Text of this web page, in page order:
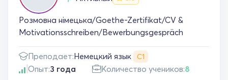
Розмовна німецька/Goethe-Zertifikat/CV &
Motivationsschreiben/Bewerbungsgespräch
Преподает:Немецкий язык С1
Опыт:3 года Количество учеников:8